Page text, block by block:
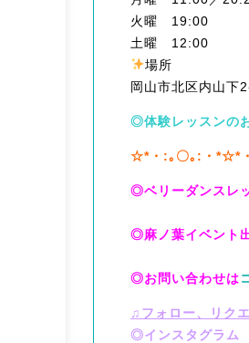
火曜 19:00
土曜 12:00
場所
岡山市北区内山
◎体験レッスンの
☆*・:｡〇｡:・*☆*
◎ベリーダンスレ
◎麻ノ葉イベント
◎お問い合わせは
♫フォロー、リク
◎インスタグラ